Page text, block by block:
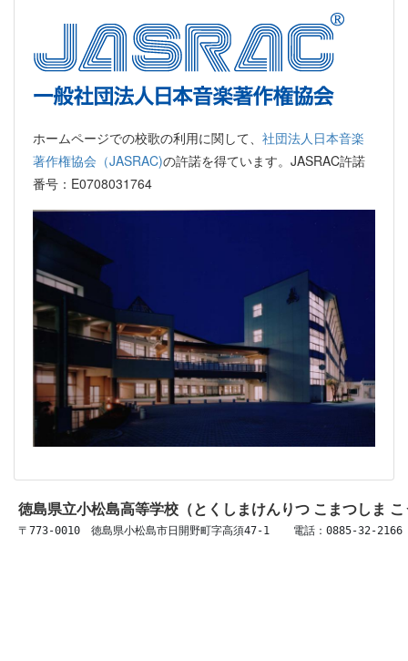
ホームページでの校歌の利用に関して、 社団法人日本音楽
著作権協会（JASRAC)の許諾を得ています。JASRAC許諾
番号：E0708031764
徳島県立小松島高等学校（とくしまけんりつ こまつしま
〒773-0010　徳島県小松島市日開野町字高須47-1 　 電話：0885-32-2166